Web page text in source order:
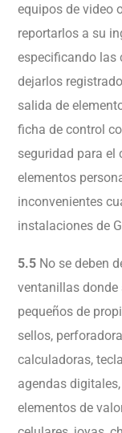
equipos de video
reportarlos a su
especificando las
dejarlos
salida de
ficha de control
seguridad para el
elementos
inconvenientes
instalaciones de
5.5 No se deben
ventanillas donde
pequeños de
sellos,
calculadoras,
agendas
elementos de